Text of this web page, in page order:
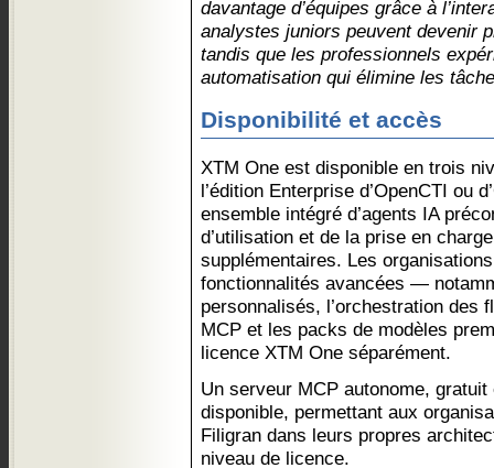
davantage d’équipes grâce à
analystes juniors peuvent devenir
tandis que les professionnels
automatisation qui élimine les
Disponibilité et accès
XTM One est disponible en trois
l’édition Enterprise d’OpenCTI ou
ensemble intégré d’agents IA
d’utilisation et de la prise en
supplémentaires. Les
fonctionnalités avancées —
personnalisés, l’orchestration des
MCP et les packs de modèles
licence XTM One séparément.
Un serveur MCP autonome,
disponible, permettant aux
Filigran dans leurs propres
niveau de licence.